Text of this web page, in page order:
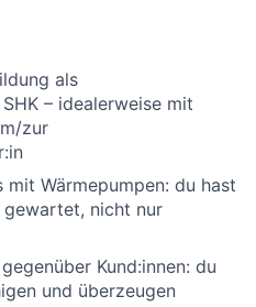
als
– idealerweise mit
zur
mit Wärmepumpen: du hast
nicht nur
Kund:innen: du
und überzeugen